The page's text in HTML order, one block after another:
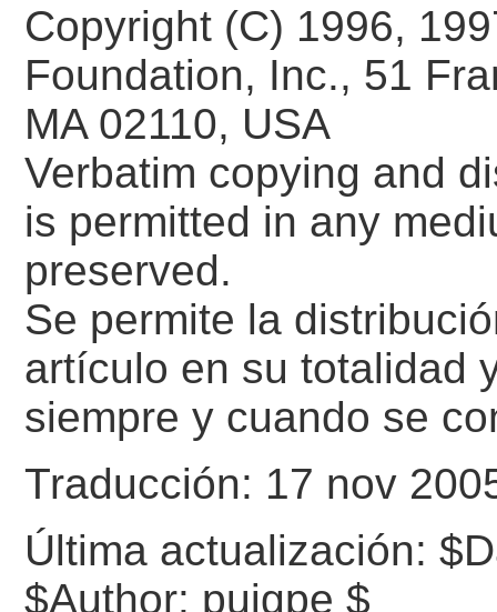
Copyright (C) 1996,
Foundation, Inc., 51
MA 02110, USA
Verbatim copying and
is permitted in any
preserved.
Se permite la
artículo en su totalidad
siempre y cuando se
Traducción: 17 nov
Última actualización:
$Author: puigpe $